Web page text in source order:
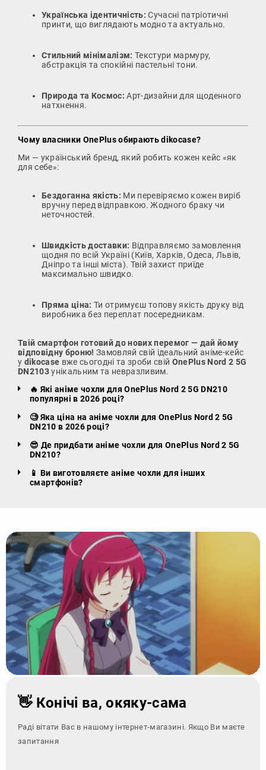
Українська ідентичність: Сучасні патріотичні
принти, що виглядають модно та актуально.
Стильний мінімалізм: Текстури мармуру,
абстракція та спокійні пастельні тони.
Природа та Космос: Арт-дизайни для щоденного
натхнення.
Чому власники OnePlus обирають dikocase?
Ми — український бренд, який робить кожен кейс «як
для себе»:
Бездоганна якість: Ми перевіряємо кожен виріб
вручну перед відправкою. Жодного браку чи
неточностей.
Швидкість доставки: Відправляємо замовлення
щодня по всій Україні (Київ, Харків, Одеса, Львів,
Дніпро та інші міста). Твій захист приїде
максимально швидко.
Пряма ціна: Ти отримуєш топову якість друку від
виробника без переплат посередникам.
Твій смартфон готовий до нових перемог — дай йому
відповідну броню! Замовляй свій ідеальний аніме-кейс
у dikocase вже сьогодні та зроби свій OnePlus Nord 2 5G
DN2103унікальним та невразливим.
🔥 Які аніме чохли для OnePlus Nord 2 5G DN210
популярні в 2026 році?
🧐 Яка ціна на аніме чохли для OnePlus Nord 2 5G
DN210 в 2026 році?
😎 Де придбати аніме чохли для OnePlus Nord 2 5G
DN210?
📱 Ви виготовляєте аніме чохли для інших
смартфонів?
👋 Конічі ва, окяку-сама
Раді вітати Вас в нашому інтернет-магазині. Якщо Ви маєте
запитання - зверніться з